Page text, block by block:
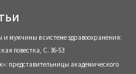
мужчины в системе здравоохранения:
повестка, С. 36-53
представительницы академического